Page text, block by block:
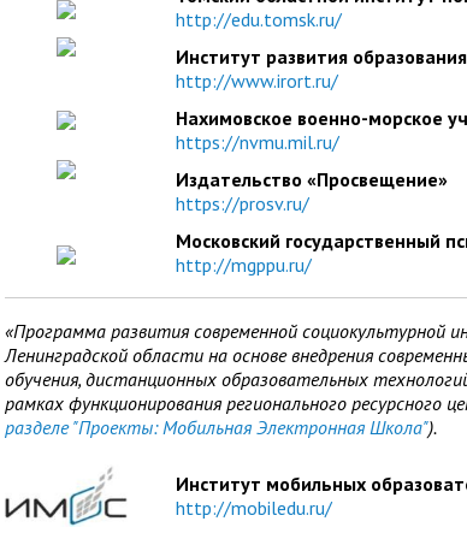
http://edu.tomsk.ru/
Институт развития
http://www.irort.ru/
Нахимовское военно-морское
https://nvmu.mil.ru/
Издательство «Просвещение»
https://prosv.ru/
Московский государственный
http://mgppu.ru/
«Программа развития современной социокультурной
Ленинградской области на основе внедрения
обучения, дистанционных образовательных
рамках функционирования регионального
разделе "Проекты: Мобильная Электронная Школа").
Институт мобильных
http://mobiledu.ru/